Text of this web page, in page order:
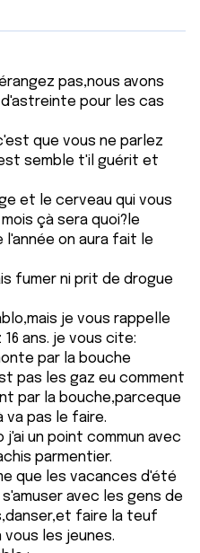
pas,nous avons
pour les cas
que vous ne parlez
semble t'il guérit et
et le cerveau qui vous
çà sera quoi?le
on aura fait le
fumer ni prit de drogue
je vous rappelle
ans. je vous cite:
par la bouche
pas les gaz eu comment
par la bouche,parceque
va pas le faire.
un point commun avec
parmentier.
que les vacances d'été
avec les gens de
faire la teuf
les jeunes.